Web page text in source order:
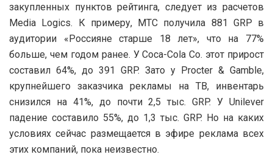
закупленных пунктов рейтинга, следует из расчетов
Media Logics. К примеру, МТС получила 881 GRP в
аудитории «Россияне старше 18 лет», что на 77%
больше, чем годом ранее. У Coca-Cola Co. этот прирост
составил 64%, до 391 GRP. Зато у Procter & Gamble,
крупнейшего заказчика рекламы на ТВ, инвентарь
снизился на 41%, до почти 2,5 тыс. GRP. У Unilever
падение составило 55%, до 1,3 тыс. GRP. Но на каких
условиях сейчас размещается в эфире реклама всех
этих компаний, пока неизвестно.